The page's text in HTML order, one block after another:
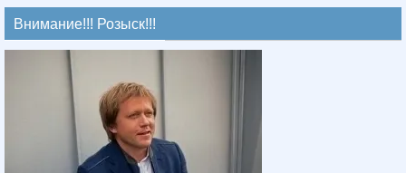
Внимание!!! Розыск!!!